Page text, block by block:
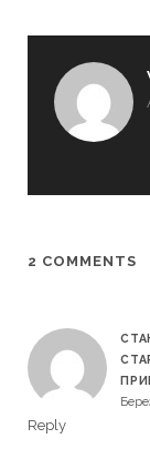
2 COMMENTS
Reply